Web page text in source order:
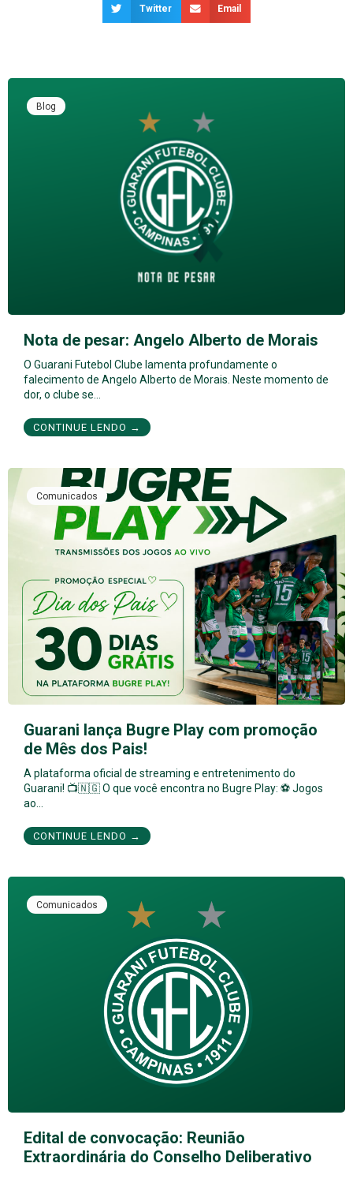
Twitter Email
Blog
Nota de pesar: Angelo Alberto de Morais
O Guarani Futebol Clube lamenta profundamente o
falecimento de Angelo Alberto de Morais. Neste momento de
dor, o clube se…
CONTINUE LENDO →
Comunicados
Guarani lança Bugre Play com promoção
de Mês dos Pais!
A plataforma oficial de streaming e entretenimento do
Guarani! 📺🇳🇬 O que você encontra no Bugre Play: ⚽ Jogos
ao…
CONTINUE LENDO →
Comunicados
Edital de convocação: Reunião
Extraordinária do Conselho Deliberativo